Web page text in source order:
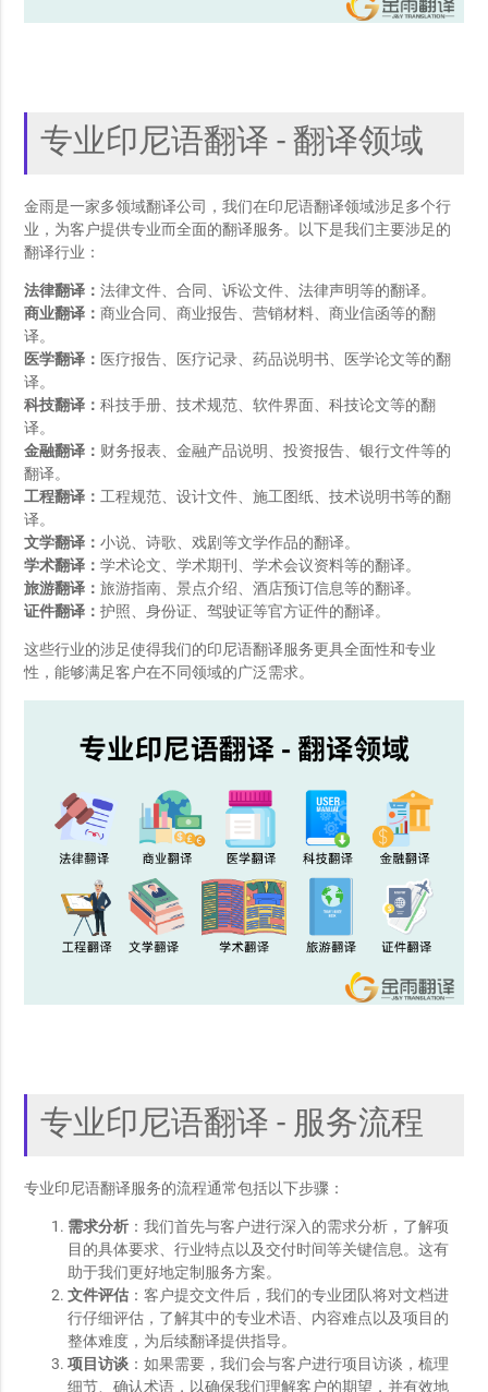
专业印尼语翻译 - 翻译领域
金雨是一家多领域翻译公司，我们在印尼语翻译领域涉足多个行
业，为客户提供专业而全面的翻译服务。以下是我们主要涉足的
翻译行业：
法律翻译：法律文件、合同、诉讼文件、法律声明等的翻译。
商业翻译：商业合同、商业报告、营销材料、商业信函等的翻
译。
医学翻译： 医疗报告、医疗记录、药品说明书、医学论文等的翻
译。
科技翻译：科技手册、技术规范、软件界面、科技论文等的翻
译。
金融翻译： 财务报表、金融产品说明、投资报告、银行文件等的
翻译。
工程翻译：工程规范、设计文件、施工图纸、技术说明书等的翻
译。
文学翻译：小说、诗歌、戏剧等文学作品的翻译。
学术翻译：学术论文、学术期刊、学术会议资料等的翻译。
旅游翻译：旅游指南、景点介绍、酒店预订信息等的翻译。
证件翻译：护照、身份证、驾驶证等官方证件的翻译。
这些行业的涉足使得我们的印尼语翻译服务更具全面性和专业
性，能够满足客户在不同领域的广泛需求。
专业印尼语翻译 - 服务流程
专业印尼语翻译服务的流程通常包括以下步骤：
需求分析 ：我们首先与客户进行深入的需求分析，了解项
目的具体要求、行业特点以及交付时间等关键信息。这有
助于我们更好地定制服务方案。
文件评估 ：客户提交文件后，我们的专业团队将对文档进
行仔细评估，了解其中的专业术语、内容难点以及项目的
整体难度，为后续翻译提供指导。
项目访谈 ：如果需要，我们会与客户进行项目访谈，梳理
细节、确认术语，以确保我们理解客户的期望，并有效地